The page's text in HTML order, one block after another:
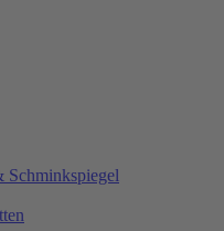
Schminkspiegel